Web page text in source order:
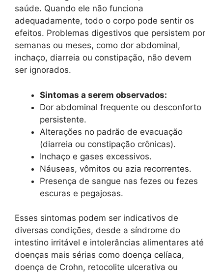
saúde. Quando ele não funciona
adequadamente, todo o corpo pode sentir os
efeitos. Problemas digestivos que persistem por
semanas ou meses, como dor abdominal,
inchaço, diarreia ou constipação, não devem
ser ignorados.
Sintomas a serem observados:
Dor abdominal frequente ou desconforto
persistente.
Alterações no padrão de evacuação
(diarreia ou constipação crônicas).
Inchaço e gases excessivos.
Náuseas, vômitos ou azia recorrentes.
Presença de sangue nas fezes ou fezes
escuras e pegajosas.
Esses sintomas podem ser indicativos de
diversas condições, desde a síndrome do
intestino irritável e intolerâncias alimentares até
doenças mais sérias como doença celíaca,
doença de Crohn, retocolite ulcerativa ou